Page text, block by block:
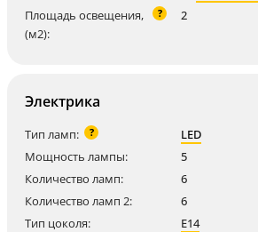
Площадь освещения,
(м2):
? 2
Электрика
Тип ламп: ?
LED
Мощность лампы:
5
Количество ламп:
6
Количество ламп 2:
6
Тип цоколя:
E14